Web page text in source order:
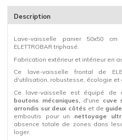
Description
Lave-vaisselle panier 50x50
ELETTROBAR triphasé.
Fabrication extérieur et intérieur en
Ce lave-vaisselle frontal de
d'utilisation, robustesse, écologie et
Ce lave-vaisselle est équipé de
boutons mécaniques,
d'une cuve
arrondis sur deux côtés et de
emboutis pour un nettoyage
absence totale de zones dans
loger.